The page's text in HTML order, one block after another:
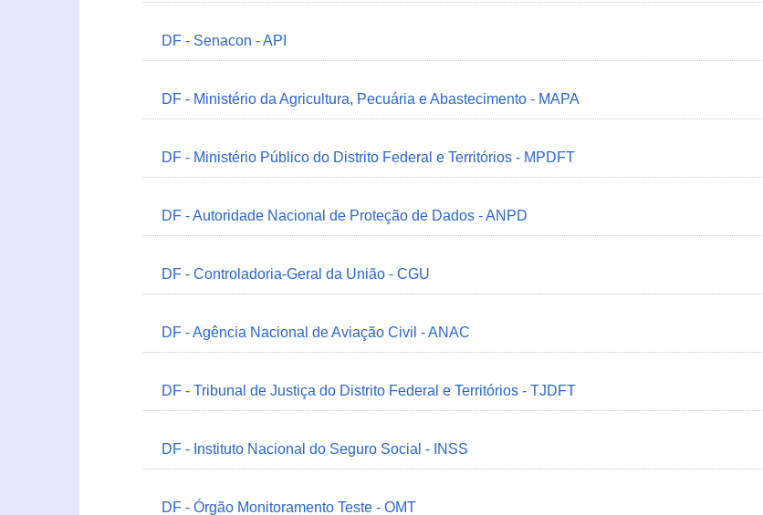
DF - Senacon - API
DF - Ministério da Agricultura, Pecuária e Abastecimento - MAPA
DF - Ministério Público do Distrito Federal e Territórios - MPDFT
DF - Autoridade Nacional de Proteção de Dados - ANPD
DF - Controladoria-Geral da União - CGU
DF - Agência Nacional de Aviação Civil - ANAC
DF - Tribunal de Justiça do Distrito Federal e Territórios - TJDFT
DF - Instituto Nacional do Seguro Social - INSS
DF - Órgão Monitoramento Teste - OMT